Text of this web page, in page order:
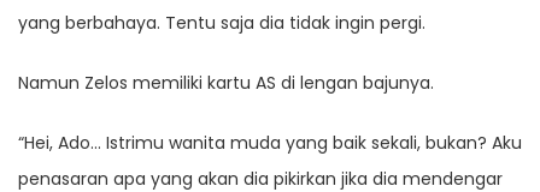
yang berbahaya. Tentu saja dia tidak ingin pergi.
Namun Zelos memiliki kartu AS di lengan bajunya.
“Hei, Ado… Istrimu wanita muda yang baik sekali, bukan? Aku
penasaran apa yang akan dia pikirkan jika dia mendengar